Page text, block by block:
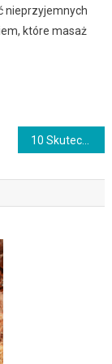
nieprzyjemnych
które masaż
10 Skuteczne ozdoby do włosów dla dziewczyn